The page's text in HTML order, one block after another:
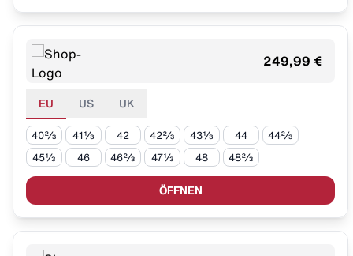
249,99 €
EU US UK
40⅔ 41⅓ 42 42⅔ 43⅓ 44 44⅔
45⅓ 46 46⅔ 47⅓ 48 48⅔
ÖFFNEN